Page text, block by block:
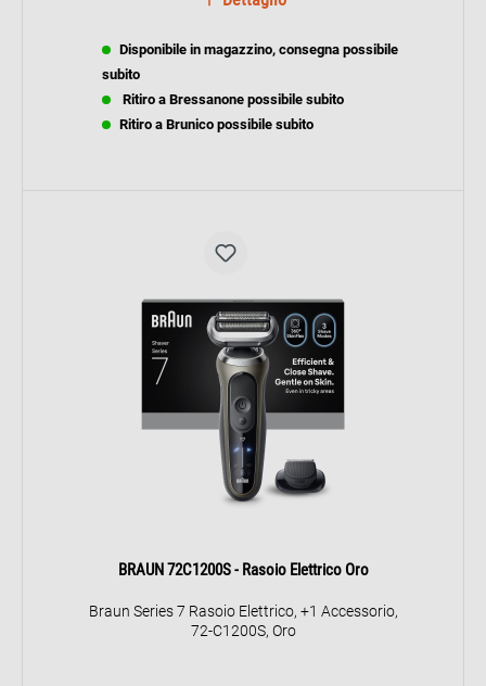
Disponibile in magazzino, consegna possibile
subito
Ritiro a Bressanone possibile subito
Ritiro a Brunico possibile subito
BRAUN 72C1200S - Rasoio Elettrico Oro
Braun Series 7 Rasoio Elettrico, +1 Accessorio,
72-C1200S, Oro